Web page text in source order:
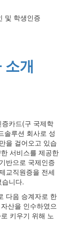
및 학생인증
소개
카드(구 국제학
솔루션 회사로 성
을 걸어오고 있습
서비스를 제공한
반으로 국제인증
교직원증을 전세
니다.
다음 승계자로 한
산을 인수하였으
키우기 위해 노